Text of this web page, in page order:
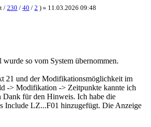
/ 230 / 40 / 2 ) » 11.03.2026 09:48
wurde so vom System übernommen.
21 und der Modifikationsmöglichkeit im
-> Modifikation -> Zeitpunkte kannte ich
Dank für den Hinweis. Ich habe die
Include LZ...F01 hinzugefügt. Die Anzeige